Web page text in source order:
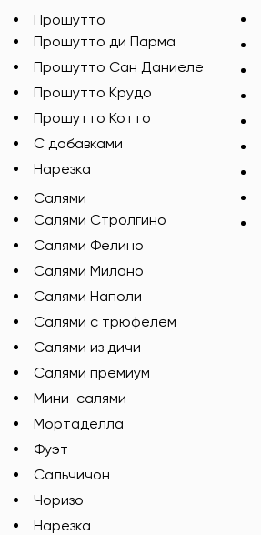
Прошутто
Прошутто ди Парма
Прошутто Сан Даниеле
Прошутто Крудо
Прошутто Котто
С добавками
Нарезка
Салями
Салями Стролгино
Салями Фелино
Салями Милано
Салями Наполи
Салями с трюфелем
Салями из дичи
Салями премиум
Мини-салями
Мортаделла
Фуэт
Сальчичон
Чоризо
Нарезка